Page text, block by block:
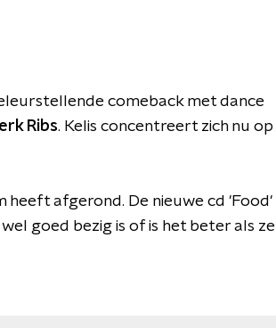
comeback met dance
Ribs. Kelis concentreert zich nu op
heeft afgerond. De nieuwe cd 'Food'
goed bezig is of is het beter als ze